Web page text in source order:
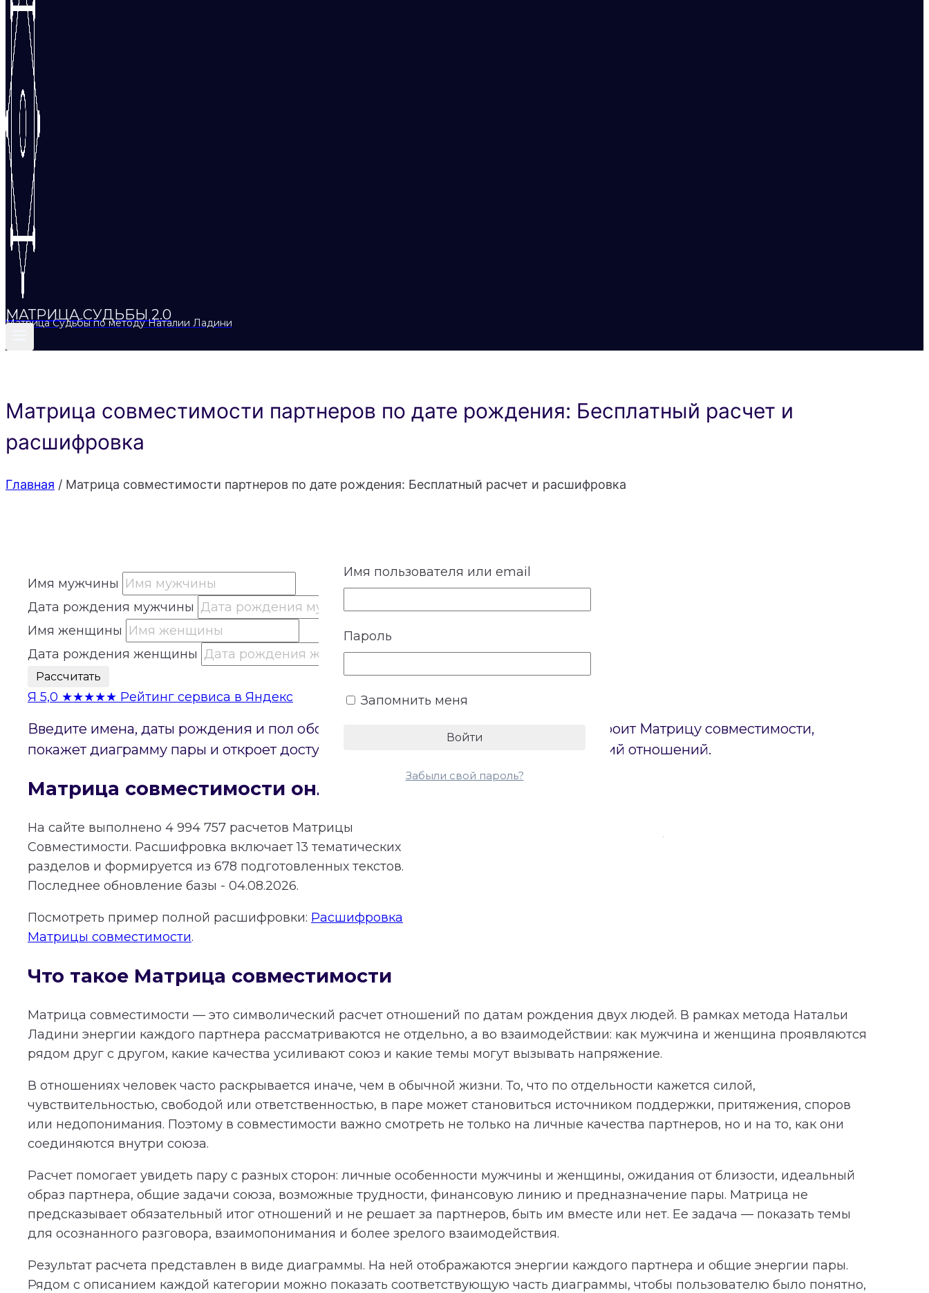
МАТРИЦА СУДЬБЫ 2.0
Матрица Судьбы по методу Наталии Ладини
Матрица совместимости партнеров по дате рождения: Бесплатный расчет и
расшифровка
Главная / Матрица совместимости партнеров по дате рождения: Бесплатный расчет и расшифровка
Имя мужчины
Дата рождения мужчины
Имя женщины
Дата рождения женщины
Рассчитать
Я 5,0 ★★★★★ Рейтинг сервиса в Яндекс
Введите имена, даты рождения и пол обоих партнеров. Онлайн-калькулятор построит Матрицу совместимости,
покажет диаграмму пары и откроет доступ к бесплатному расчету основных энергий отношений.
Матрица совместимости онлайн
На сайте выполнено 4 994 757 расчетов Матрицы
Совместимости. Расшифровка включает13 тематических
разделов и формируется из 678 подготовленных текстов.
Последнее обновление базы - 04.08.2026.
Посмотреть пример полной расшифровки: Расшифровка
Матрицы совместимости.
Что такое Матрица совместимости
Матрица совместимости — это символический расчет отношений по датам рождения двух людей. В рамках метода Натальи
Ладини энергии каждого партнера рассматриваются не отдельно, а во взаимодействии: как мужчина и женщина проявляются
рядом друг с другом, какие качества усиливают союз и какие темы могут вызывать напряжение.
В отношениях человек часто раскрывается иначе, чем в обычной жизни. То, что по отдельности кажется силой,
чувствительностью, свободой или ответственностью, в паре может становиться источником поддержки, притяжения, споров
или недопонимания. Поэтому в совместимости важно смотреть не только на личные качества партнеров, но и на то, как они
соединяются внутри союза.
Расчет помогает увидеть пару с разных сторон: личные особенности мужчины и женщины, ожидания от близости, идеальный
образ партнера, общие задачи союза, возможные трудности, финансовую линию и предназначение пары. Матрица не
предсказывает обязательный итог отношений и не решает за партнеров, быть им вместе или нет. Ее задача — показать темы
для осознанного разговора, взаимопонимания и более зрелого взаимодействия.
Результат расчета представлен в виде диаграммы. На ней отображаются энергии каждого партнера и общие энергии пары.
Рядом с описанием каждой категории можно показать соответствующую часть диаграммы, чтобы пользователю было понятно,
Имя пользователя или email
Пароль
Запомнить меня
Забыли свой пароль?